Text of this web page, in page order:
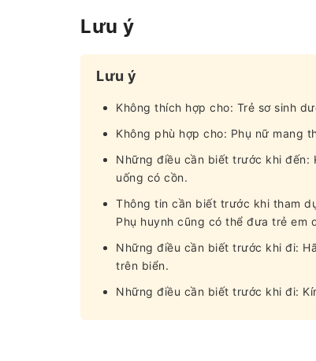
Lưu ý
Lưu ý
Không thích hợp cho: Trẻ sơ sinh
Không phù hợp cho: Phụ nữ mang
Những điều cần biết trước khi đến:
uống có cồn.
Thông tin cần biết trước khi tham
Phụ huynh cũng có thể đưa trẻ em
Những điều cần biết trước khi đi:
trên biển.
Những điều cần biết trước khi đi: